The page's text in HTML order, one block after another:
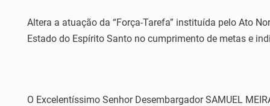
Altera a atuação da “Força-Tarefa” instituída pelo Ato
Estado do Espírito Santo no cumprimento de metas e
O Excelentíssimo Senhor Desembargador SAMUEL